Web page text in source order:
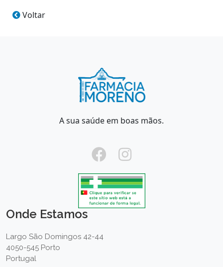
Voltar
A sua saúde em boas mãos.
Onde Estamos
Largo São Domingos 42-44
4050-545 Porto
Portugal